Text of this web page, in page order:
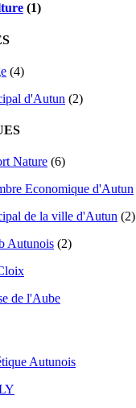
(1)
(4)
d'Autun (2)
Nature (6)
Economique d'Autun
de la ville d'Autun (2)
Autunois (2)
de l'Aube
Autunois